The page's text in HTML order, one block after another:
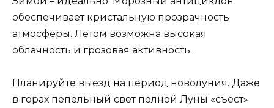
обеспечивает кристальную прозрачность
атмосферы. Летом возможна высокая
облачность и грозовая активность.
Планируйте выезд на период новолуния. Даже
в горах пепельный свет полной Луны «съест»